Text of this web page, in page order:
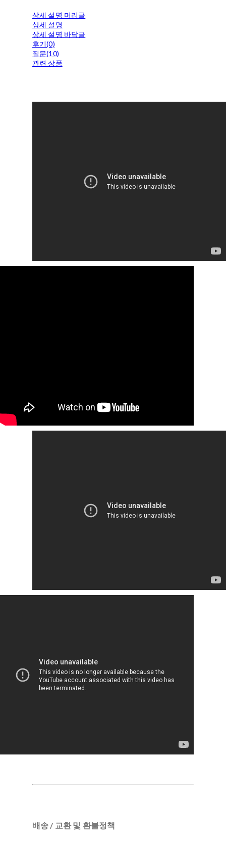
상세 설명 머리글
상세 설명
상세 설명 바닥글
후기(0)
질문(10)
관련 상품
배송 / 교환 및 환불정책